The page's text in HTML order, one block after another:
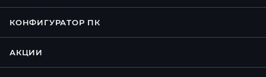
КОНФИГУРАТОР ПК
АКЦИИ